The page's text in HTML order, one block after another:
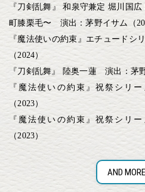
『刀剣乱舞』 和泉守兼定 堀川国
町膝栗毛〜 演出：茅野イサム（
『魔法使いの約束』エチュード
（2024）
『刀剣乱舞』 陸奥一蓮 演出：茅
『魔法使いの約束』祝祭シリ
（2023）
『魔法使いの約束』祝祭シリ
（2023）
『刀剣乱舞』 ㊇ 乱舞野外祭 演出
『ヒプノシスマイク -Division Rap
LIVE side B.A.T》演出：植木豪（
AND MORE